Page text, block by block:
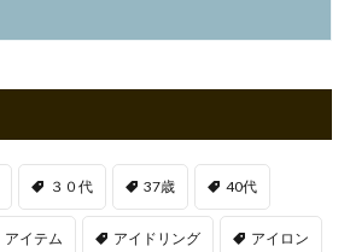
３０代 37歳 40代
アイテム アイドリング アイロン